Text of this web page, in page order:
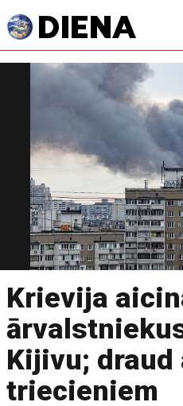
Krievija
Kijivu; draud
triecieniem